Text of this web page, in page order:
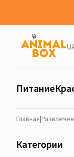
Питание
Главная|
Категории